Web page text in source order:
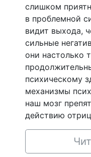
слишком
в проблемной
видит выхода,
сильные
они настолько
психическому
механизмы
наш мозг
действию